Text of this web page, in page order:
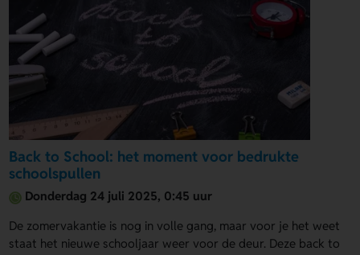
Back to School: het moment voor bedrukte
schoolspullen
Donderdag 24 juli 2025, 0:45 uur
De zomervakantie is nog in volle gang, maar voor je het weet
staat het nieuwe schooljaar weer voor de deur. Deze back to